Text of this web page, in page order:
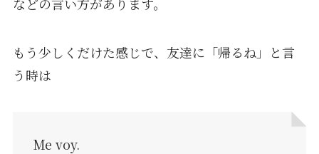
もう少しくだけた感じで、友達に「帰るね」と言
う時は
Me voy.